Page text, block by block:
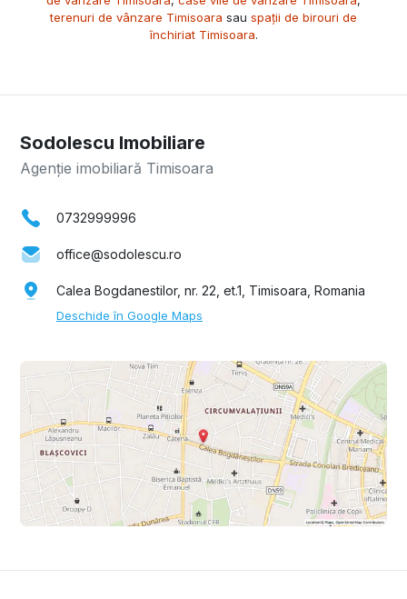
terenuri de vânzare Timisoara sau spații de birouri de
închiriat Timisoara.
Sodolescu Imobiliare
Agenție imobiliară Timisoara
0732999996
office@sodolescu.ro
Calea Bogdanestilor, nr. 22, et.1, Timisoara, Romania
Deschide în Google Maps